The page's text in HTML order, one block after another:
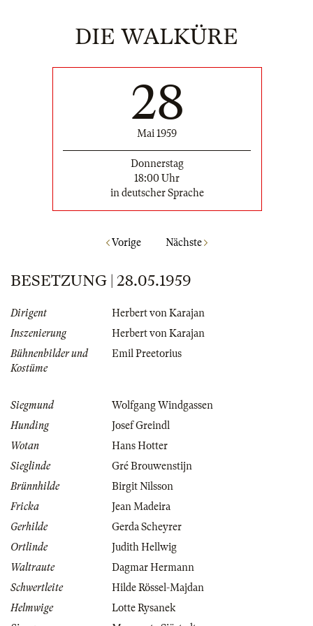
DIE WALKÜRE
28
Mai 1959
Donnerstag
18:00 Uhr
in deutscher Sprache
Vorige Nächste
BESETZUNG | 28.05.1959
Dirigent
Herbert von Karajan
Inszenierung
Herbert von Karajan
Bühnenbilder und
Kostüme
Emil Preetorius
Siegmund
Wolfgang Windgassen
Hunding
Josef Greindl
Wotan
Hans Hotter
Sieglinde
Gré Brouwenstijn
Brünnhilde
Birgit Nilsson
Fricka
Jean Madeira
Gerhilde
Gerda Scheyrer
Ortlinde
Judith Hellwig
Waltraute
Dagmar Hermann
Schwertleite
Hilde Rössel-Majdan
Helmwige
Lotte Rysanek